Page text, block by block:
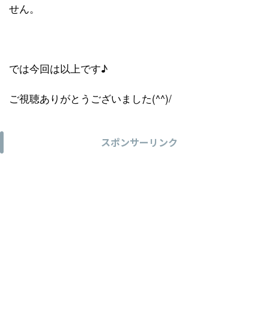
せん。
では今回は以上です♪
ご視聴ありがとうございました(^^)/
スポンサーリンク